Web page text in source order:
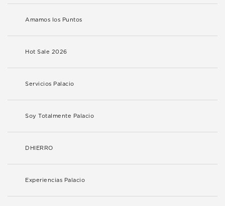
Amamos los Puntos
Hot Sale 2026
Servicios Palacio
Soy Totalmente Palacio
DHIERRO
Experiencias Palacio